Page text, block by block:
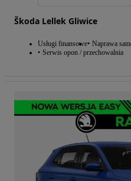
Škoda Lellek Gliwice
Usługi finansowe Naprawa
Serwis opon / przechowalnia